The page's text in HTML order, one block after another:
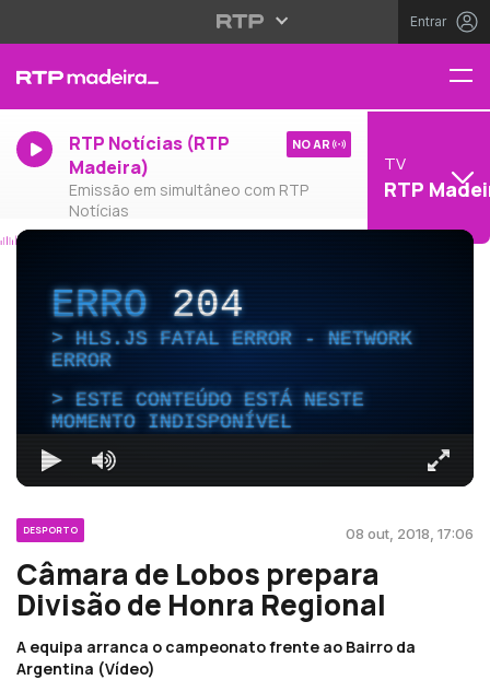
Entrar
RTP Notícias (RTP
Madeira)
Emissão em simultâneo com RTP
Notícias
NO AR
TV
RTP
ERRO204
HLS.JS FATAL ERROR - NETWORK
ERROR
ESTE CONTEÚDO ESTÁ NESTE
MOMENTO INDISPONÍVEL
DESPORTO 08 out, 2018, 17:06
Câmara de Lobos prepara
Divisão de Honra Regional
A equipa arranca o campeonato frente ao Bairro da
Argentina (Vídeo)